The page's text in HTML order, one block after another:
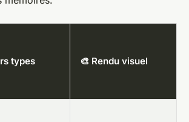
types 🎨 Rendu visuel